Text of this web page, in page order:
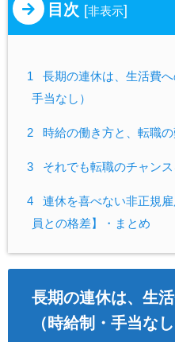
目次 [非表示]
1
長期の連休は、生活費
手当なし）
2 時給の働き方と、転職の
3 それでも転職のチャンス
4
連休を喜べない非正規
員との格差】・まとめ
長期の連休は、生
（時給制・手当なし